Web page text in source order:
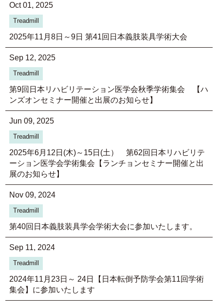
Oct 01, 2025
Treadmill
2025年11月8日～9日 第41回日本義肢装具学術大会
Sep 12, 2025
Treadmill
第9回日本リハビリテーション医学会秋季学術集会 【ハ
ンズオンセミナー開催と出展のお知らせ】
Jun 09, 2025
Treadmill
2025年6月12日(木)～15日(土） 第62回日本リハビリテ
ーション医学会学術集会【ランチョンセミナー開催と出
展のお知らせ】
Nov 09, 2024
Treadmill
第40回日本義肢装具学会学術大会に参加いたします。
Sep 11, 2024
Treadmill
2024年11月23日～ 24日【日本転倒予防学会第11回学術
集会】に参加いたします